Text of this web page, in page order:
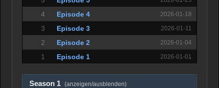
4 Episode 4 2026-01-18
3 Episode 3 2026-01-11
2 Episode 2 2026-01-04
1 Episode 1 2026-01-01
Season 1 (anzeigen/ausblenden)